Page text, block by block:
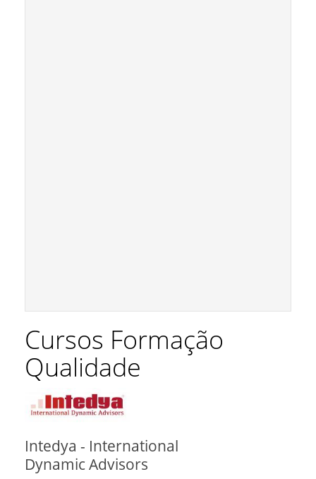
Cursos Formação
Qualidade
Intedya - International
Dynamic Advisors